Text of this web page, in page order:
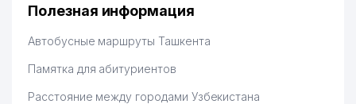
Полезная информация
Автобусные маршруты Ташкента
Памятка для абитуриентов
Расстояние между городами Узбекистана